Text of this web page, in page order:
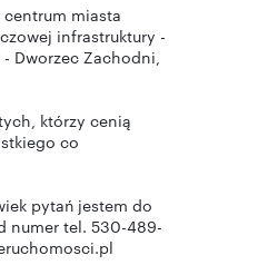
centrum miasta
infrastruktury -
- Dworzec Zachodni,
którzy cenią
co
pytań jestem do
numer tel. 530-489-